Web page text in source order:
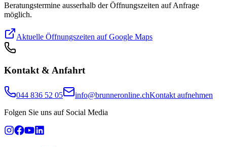
Beratungstermine ausserhalb der Öffnungszeiten auf Anfrage
möglich.
Aktuelle Öffnungszeiten auf Google Maps
Kontakt & Anfahrt
044 836 52 05 info@brunneronline.chKontakt aufnehmen
Folgen Sie uns auf Social Media